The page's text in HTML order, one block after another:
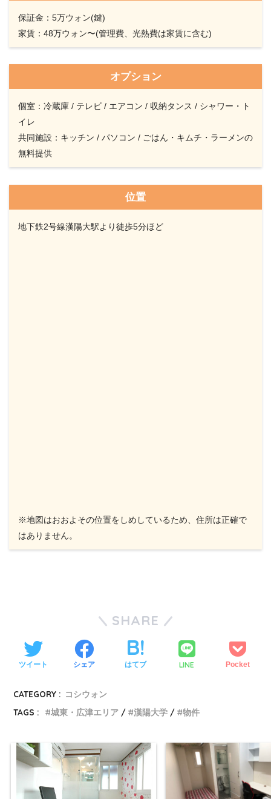
保証金：5万ウォン(鍵)
家賃：48万ウォン〜(管理費、光熱費は家賃に含む)
オプション
個室：冷蔵庫 / テレビ / エアコン / 収納タンス / シャワー・ト
イレ
共同施設：キッチン / パソコン / ごはん・キムチ・ラーメンの
無料提供
位置
地下鉄2号線漢陽大駅より徒歩5分ほど
※地図はおおよその位置をしめしているため、住所は正確で
はありません。
SHARE
ツイート シェア はてブ LINE Pocket
CATEGORY : コシウォン
TAGS :
城東・広津エリア 漢陽大学 物件